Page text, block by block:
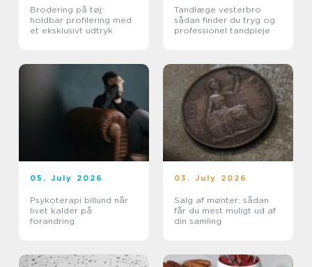
Brodering på tøj:
holdbar profilering med
et eksklusivt udtryk
Tandlæge vesterbro
sådan finder du tryg og
professionel tandpleje
05. July 2026
Psykoterapi billund når
livet kalder på
forandring
03. July 2026
Salg af mønter: sådan
får du mest muligt ud af
din samling